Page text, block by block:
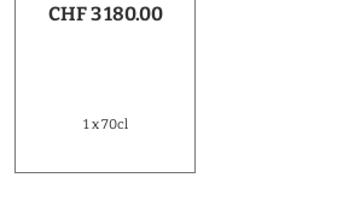
CHF 3 180.00
1 x 70cl